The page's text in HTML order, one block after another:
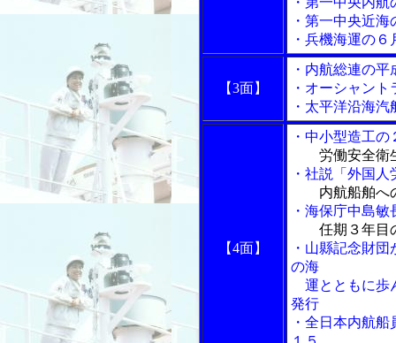
・第一中央近
・兵機海運の
【3面】
・内航総連の
・オーシャン
・太平洋沿海
【4面】
・中小型造工
労働安全衛
・社説「外国
内航船舶へ
・海保庁中島
任期３年目
・山縣記念財
の海
運とともに歩
発行
・全日本内航